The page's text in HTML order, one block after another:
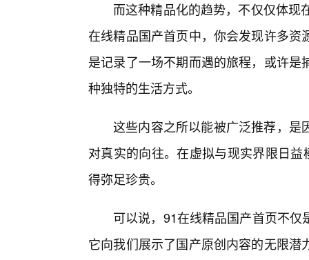
而这种精品化的趋势，不仅仅体现
在线精品国产首页中，你会发现许多
是记录了一场不期而遇的旅程，或许
种独特的生活方式。
这些内容之所以能被广泛推荐，
对真实的向往。在虚拟与现实界限日
得弥足珍贵。
可以说，91在线精品国产首页不
它向我们展示了国产原创内容的无限